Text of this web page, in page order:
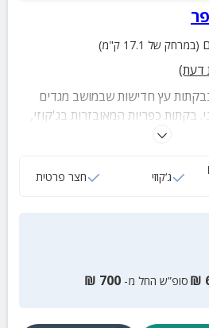
(במרחק של 17.1 ק"מ)
דעת)
עץ חדישות שבמושב מגדים
בקתות כפריות המאובזרות בג'קוזי,
עם פינת ישיבה תחת שמשיה.
ג‘קוזי חצר פרטית
₪ סופ”ש החל מ- 700
₪